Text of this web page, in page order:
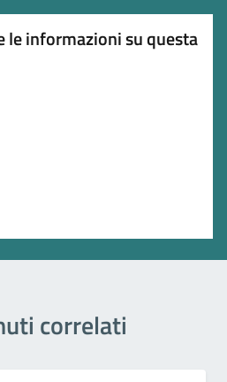
le informazioni su questa
correlati